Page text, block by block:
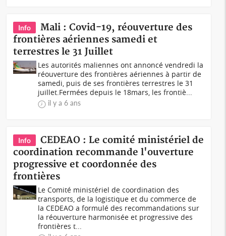
Info
Mali : Covid-19, réouverture des
frontières aériennes samedi et
terrestres le 31 Juillet
Les autorités maliennes ont annoncé vendredi la
réouverture des frontières aériennes à partir de
samedi, puis de ses frontières terrestres le 31
juillet.Fermées depuis le 18mars, les frontiè...
il y a 6 ans
Info
CEDEAO : Le comité ministériel de
coordination recommande l'ouverture
progressive et coordonnée des
frontières
Le Comité ministériel de coordination des
transports, de la logistique et du commerce de
la CEDEAO a formulé des recommandations sur
la réouverture harmonisée et progressive des
frontières t...